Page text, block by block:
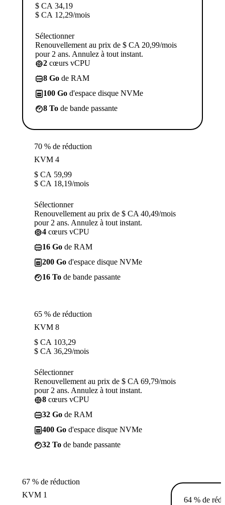
$ CA 34,19
$ CA 12,29/mois
Sélectionner
Renouvellement au prix de $ CA 20,99/mois
pour 2 ans. Annulez à tout instant.
2 cœurs vCPU
8 Go de RAM
100 Go d'espace disque NVMe
8 To de bande passante
70 % de réduction
KVM 4
$ CA 59,99
$ CA 18,19/mois
Sélectionner
Renouvellement au prix de $ CA 40,49/mois
pour 2 ans. Annulez à tout instant.
4 cœurs vCPU
16 Go de RAM
200 Go d'espace disque NVMe
16 To de bande passante
65 % de réduction
KVM 8
$ CA 103,29
$ CA 36,29/mois
Sélectionner
Renouvellement au prix de $ CA 69,79/mois
pour 2 ans. Annulez à tout instant.
8 cœurs vCPU
32 Go de RAM
400 Go d'espace disque NVMe
32 To de bande passante
67 % de réduction
KVM 1
64 % de